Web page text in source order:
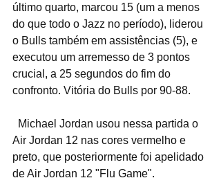
último quarto, marcou 15 (um a menos
do que todo o Jazz no período), liderou
o Bulls também em assistências (5), e
executou um arremesso de 3 pontos
crucial, a 25 segundos do fim do
confronto. Vitória do Bulls por 90-88.
Air Jordan 12 nas cores vermelho e
preto, que posteriormente foi apelidado
de Air Jordan 12 "Flu Game".